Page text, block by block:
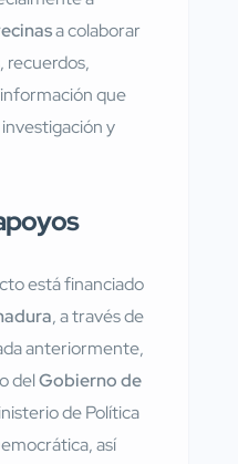
a colaborar
recuerdos,
que
y
está financiado
, a través de
anteriormente,
delGobierno de
de Política
así